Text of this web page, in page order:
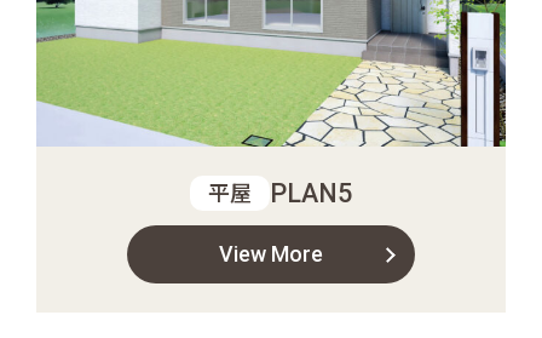
平屋 PLAN5
View More